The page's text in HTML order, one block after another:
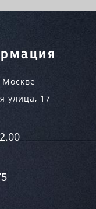
Москве
улица, 17